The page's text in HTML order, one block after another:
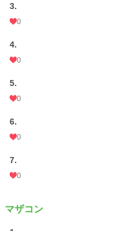
3.
0
4.
0
5.
0
6.
0
7.
0
マザコン